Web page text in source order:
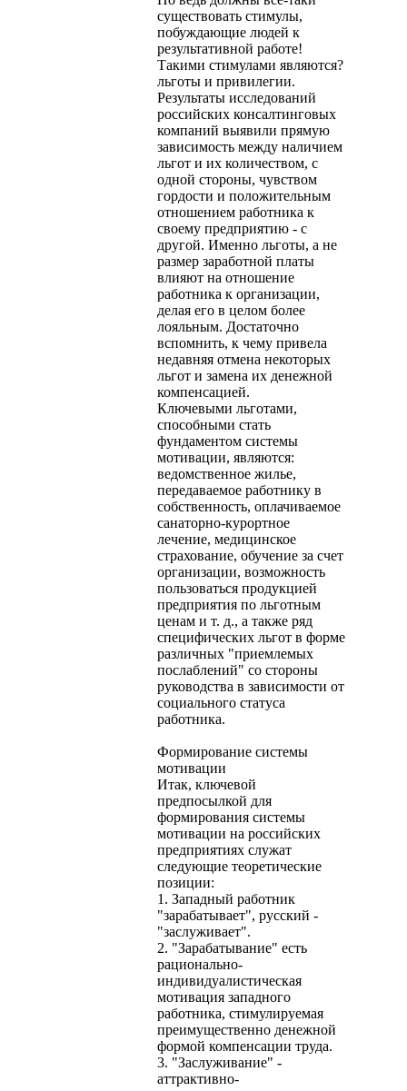
существовать стимулы,
побуждающие людей к
результативной работе!
Такими стимулами являются?
льготы и привилегии.
Результаты исследований
российских консалтинговых
компаний выявили прямую
зависимость между наличием
льгот и их количеством, с
одной стороны, чувством
гордости и положительным
отношением работника к
своему предприятию - с
другой. Именно льготы, а не
размер заработной платы
влияют на отношение
работника к организации,
делая его в целом более
лояльным. Достаточно
вспомнить, к чему привела
недавняя отмена некоторых
льгот и замена их денежной
компенсацией.
Ключевыми льготами,
способными стать
фундаментом системы
мотивации, являются:
ведомственное жилье,
передаваемое работнику в
собственность, оплачиваемое
санаторно-курортное
лечение, медицинское
страхование, обучение за счет
организации, возможность
пользоваться продукцией
предприятия по льготным
ценам и т. д., а также ряд
специфических льгот в форме
различных "приемлемых
послаблений" со стороны
руководства в зависимости от
социального статуса
работника.
Формирование системы
мотивации
Итак, ключевой
предпосылкой для
формирования системы
мотивации на российских
предприятиях служат
следующие теоретические
позиции:
1. Западный работник
"зарабатывает", русский -
"заслуживает".
2. "Зарабатывание" есть
рационально-
индивидуалистическая
мотивация западного
работника, стимулируемая
преимущественно денежной
формой компенсации труда.
3. "Заслуживание" -
аттрактивно-